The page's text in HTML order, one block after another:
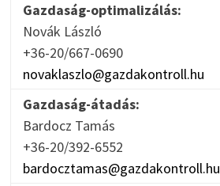
Gazdaság-optimalizálás:
Novák László
+36-20/667-0690
novaklaszlo@gazdakontroll.hu
Gazdaság-átadás:
Bardocz Tamás
+36-20/392-6552
bardocztamas@gazdakontroll.hu